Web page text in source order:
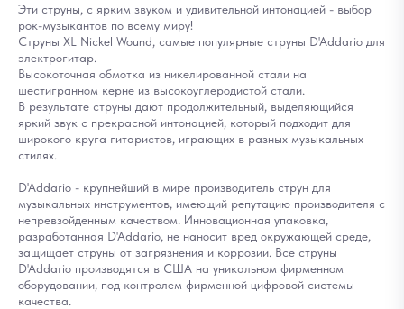
Эти струны, с ярким звуком и удивительной интонацией - выбор
рок-музыкантов по всему миру!
Струны XL Nickel Wound, самые популярные струны D'Addario для
электрогитар.
Высокоточная обмотка из никелированной стали на
шестигранном керне из высокоуглеродистой стали.
В результате струны дают продолжительный, выделяющийся
яркий звук с прекрасной интонацией, который подходит для
широкого круга гитаристов, играющих в разных музыкальных
стилях.
D'Addario - крупнейший в мире производитель струн для
музыкальных инструментов, имеющий репутацию производителя с
непревзойденным качеством. Инновационная упаковка,
разработанная D'Addario, не наносит вред окружающей среде,
защищает струны от загрязнения и коррозии. Все струны
D'Addario производятся в США на уникальном фирменном
оборудовании, под контролем фирменной цифровой системы
качества.